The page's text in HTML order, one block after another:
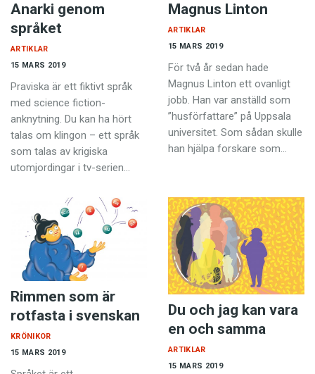
Anarki genom
språket
15 MARS 2019
ARTIKLAR
Praviska är ett fiktivt språk
med science fiction-
anknytning. Du kan ha hört
talas om klingon – ett språk
som talas av krigiska
utomjordingar i tv-serien…
Magnus Linton
15 MARS 2019
ARTIKLAR
För två år sedan hade
Magnus Linton ett ovanligt
jobb. Han var anställd som
”husförfattare” på Uppsala
universitet. Som sådan skulle
han hjälpa forskare som…
Rimmen som är
rotfasta i svenskan
15 MARS 2019
KRÖNIKOR
Du och jag kan vara
en och samma
15 MARS 2019
ARTIKLAR